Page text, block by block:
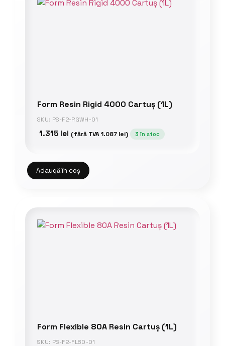
Form Resin Rigid 4000 Cartuș (1L)
SKU: RS-F2-RGWH-01
1.315 lei (fără TVA1.087 lei) 3 în stoc
Adaugă în coș
Form Flexible 80A Resin Cartuș (1L)
SKU: RS-F2-FL80-01